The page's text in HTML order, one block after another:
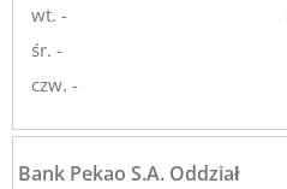
wt. -
śr. -
czw. -
Bank Pekao S.A. Oddział